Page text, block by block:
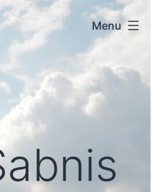
Menu